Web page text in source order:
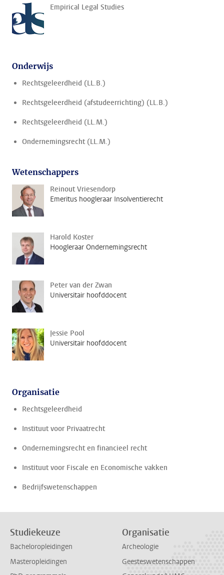
Empirical Legal Studies
Onderwijs
Rechtsgeleerdheid (LL.B.)
Rechtsgeleerdheid (afstudeerrichting) (LL.B.)
Rechtsgeleerdheid (LL.M.)
Ondernemingsrecht (LL.M.)
Wetenschappers
Reinout Vriesendorp
Emeritus hoogleraar Insolventierecht
Harold Koster
Hoogleraar Ondernemingsrecht
Peter van der Zwan
Universitair hoofddocent
Jessie Pool
Universitair hoofddocent
Organisatie
Rechtsgeleerdheid
Instituut voor Privaatrecht
Ondernemingsrecht en financieel recht
Instituut voor Fiscale en Economische vakken
Bedrijfswetenschappen
Studiekeuze
Bacheloropleidingen
Masteropleidingen
Organisatie
Archeologie
Geesteswetenschappen